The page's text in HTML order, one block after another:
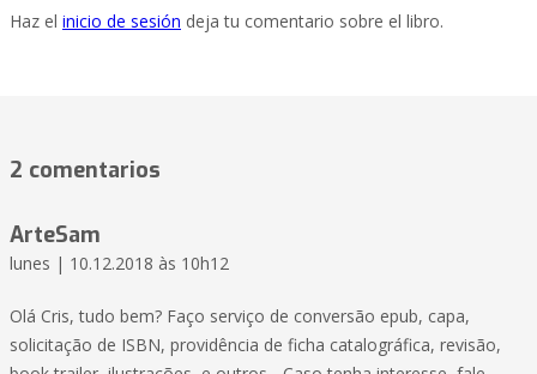
Haz el inicio de sesión deja tu comentario sobre el libro.
2 comentarios
ArteSam
lunes | 10.12.2018 às 10h12
Olá Cris, tudo bem? Faço serviço de conversão epub, capa,
solicitação de ISBN, providência de ficha catalográfica, revisão,